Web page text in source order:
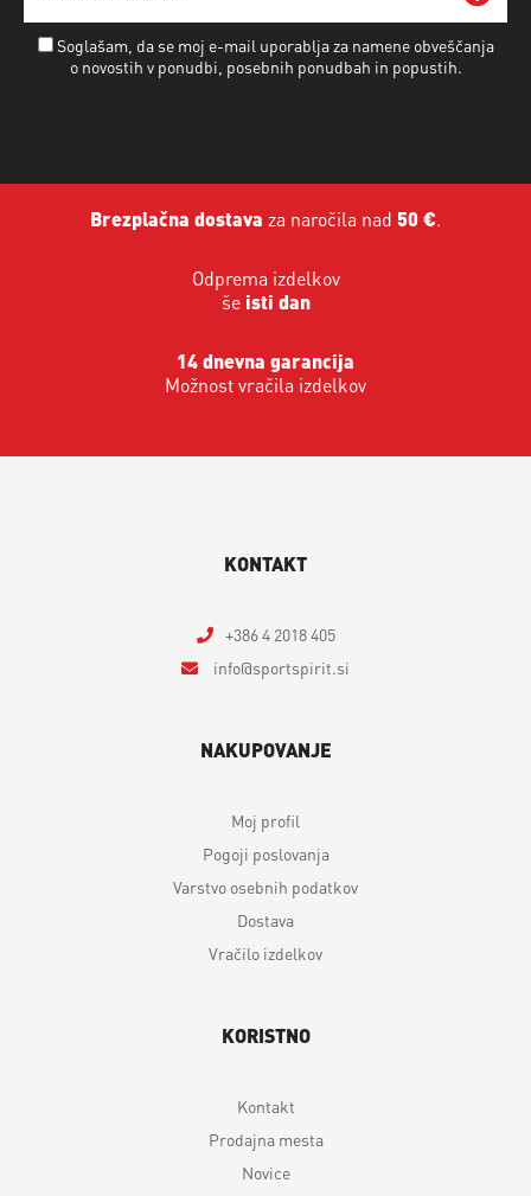
Soglašam, da se moj e-mail uporablja za namene obveščanja
o novostih v ponudbi, posebnih ponudbah in popustih.
Brezplačna dostava za naročila nad 50 €.
Odprema izdelkov
še isti dan
14 dnevna garancija
Možnost vračila izdelkov
KONTAKT
+386 4 2018 405
info
sportspirit.si
NAKUPOVANJE
Moj profil
Pogoji poslovanja
Varstvo osebnih podatkov
Dostava
Vračilo izdelkov
KORISTNO
Kontakt
Prodajna mesta
Novice